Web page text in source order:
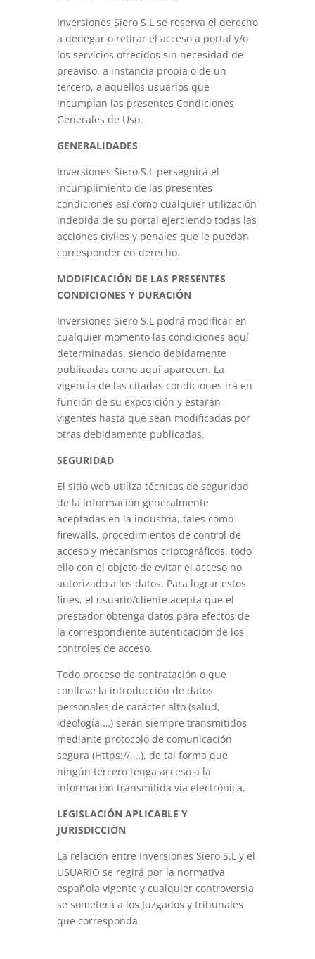
Inversiones Siero S.L se reserva el derecho
a denegar o retirar el acceso a portal y/o
los servicios ofrecidos sin necesidad de
preaviso, a instancia propia o de un
tercero, a aquellos usuarios que
incumplan las presentes Condiciones
Generales de Uso.
GENERALIDADES
Inversiones Siero S.L perseguirá el
incumplimiento de las presentes
condiciones así como cualquier utilización
indebida de su portal ejerciendo todas las
acciones civiles y penales que le puedan
corresponder en derecho.
MODIFICACIÓN DE LAS PRESENTES
CONDICIONES Y DURACIÓN
Inversiones Siero S.L podrá modificar en
cualquier momento las condiciones aquí
determinadas, siendo debidamente
publicadas como aquí aparecen. La
vigencia de las citadas condiciones irá en
función de su exposición y estarán
vigentes hasta que sean modificadas por
otras debidamente publicadas.
SEGURIDAD
El sitio web utiliza técnicas de seguridad
de la información generalmente
aceptadas en la industria, tales como
firewalls, procedimientos de control de
acceso y mecanismos criptográficos, todo
ello con el objeto de evitar el acceso no
autorizado a los datos. Para lograr estos
fines, el usuario/cliente acepta que el
prestador obtenga datos para efectos de
la correspondiente autenticación de los
controles de acceso.
Todo proceso de contratación o que
conlleve la introducción de datos
personales de carácter alto (salud,
ideología,…) serán siempre transmitidos
mediante protocolo de comunicación
segura (Https://,…), de tal forma que
ningún tercero tenga acceso a la
información transmitida vía electrónica.
LEGISLACIÓN APLICABLE Y
JURISDICCIÓN
La relación entre Inversiones Siero S.L y el
USUARIO se regirá por la normativa
española vigente y cualquier controversia
se someterá a los Juzgados y tribunales
que corresponda.